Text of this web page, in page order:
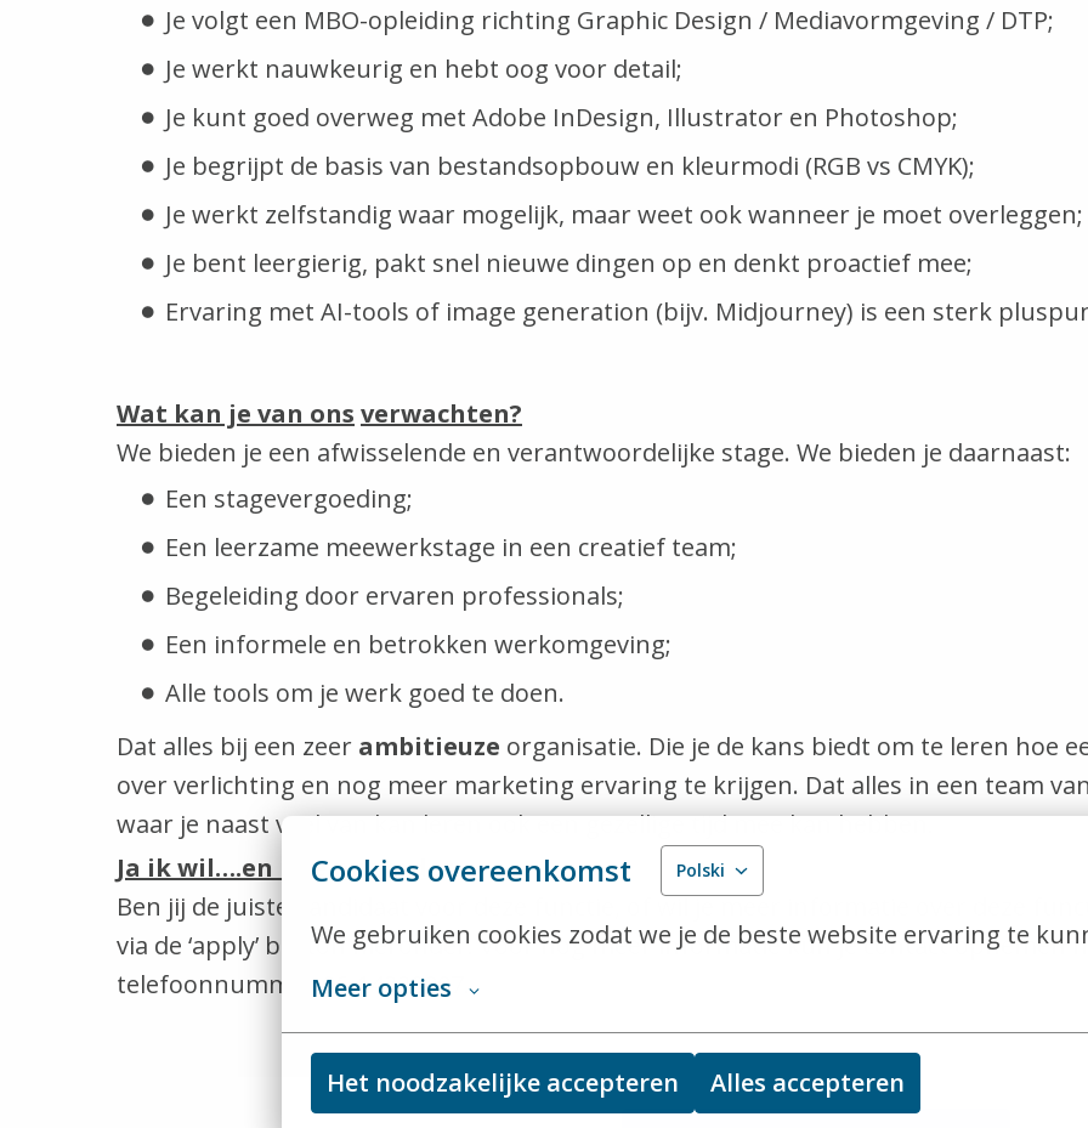
Cookies overeenkomst Polski
We gebruiken cookies zodat we je de beste website ervaring te
Meer opties
Het noodzakelijke accepteren Alles accepteren
Je volgt een MBO-opleiding richting Graphic Design / Mediavormgeving / DTP;
Je werkt nauwkeurig en hebt oog voor detail;
Je kunt goed overweg met Adobe InDesign, Illustrator en Photoshop;
Je begrijpt de basis van bestandsopbouw en kleurmodi (RGB vs CMYK);
Je werkt zelfstandig waar mogelijk, maar weet ook wanneer je moet overleggen;
Je bent leergierig, pakt snel nieuwe dingen op en denkt proactief mee;
Ervaring met AI-tools of image generation (bijv. Midjourney) is een sterk
Wat kan je van ons verwachten?
We bieden je een afwisselende en verantwoordelijke stage. We bieden je daarnaast:
Een stagevergoeding;
Een leerzame meewerkstage in een creatief team;
Begeleiding door ervaren professionals;
Een informele en betrokken werkomgeving;
Alle tools om je werk goed te doen.
Dat alles bij een zeer ambitieuze organisatie. Die je de kans biedt om te leren hoe
over verlichting en nog meer marketing ervaring te krijgen. Dat alles in een team
waar je naast veel van kan leren ook een gezellige tijd mee kan hebben.
Ja ik wil….en hoe nu verder
Ben jij de juiste kandidaat voor deze functie, of wil je meer informatie over deze
via de ‘apply’ button hieronder. Voor nog meer informatie kun je contact opnemen
telefoonnummer 06-14320007.